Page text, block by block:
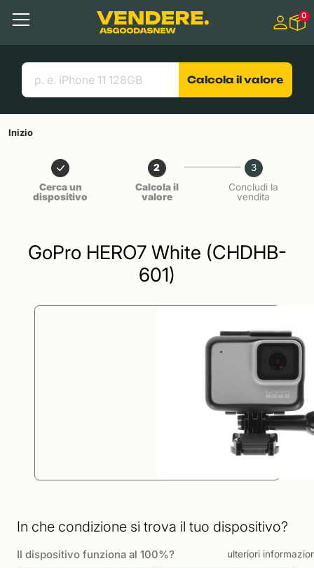
Contenuto principale
Menu
Cerca
Link utili
0
Calcola il valore
Inizio
Cerca un
dispositivo
2
Calcola il
valore
3
Concludi la
vendita
GoPro HERO7 White (CHDHB-
601)
In che condizione si trova il tuo dispositivo?
Il dispositivo funziona al 100%? ulteriori